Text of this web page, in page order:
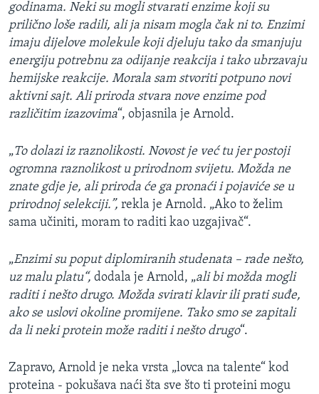
godinama. Neki su mogli stvarati enzime koji su
prilično loše radili, ali ja nisam mogla čak ni to. Enzimi
imaju dijelove molekule koji djeluju tako da smanjuju
energiju potrebnu za odijanje reakcija i tako ubrzavaju
hemijske reakcije. Morala sam stvoriti potpuno novi
aktivni sajt. Ali priroda stvara nove enzime pod
različitim izazovima“, objasnila je Arnold.
„To dolazi iz raznolikosti. Novost je već tu jer postoji
ogromna raznolikost u prirodnom svijetu. Možda ne
znate gdje je, ali priroda će ga pronaći i pojaviće se u
prirodnoj selekciji.”, rekla je Arnold. „Ako to želim
sama učiniti, moram to raditi kao uzgajivač“.
„Enzimi su poput diplomiranih studenata – rade nešto,
uz malu platu“, dodala je Arnold, „ali bi možda mogli
raditi i nešto drugo. Možda svirati klavir ili prati suđe,
ako se uslovi okoline promijene. Tako smo se zapitali
da li neki protein može raditi i nešto drugo“.
Zapravo, Arnold je neka vrsta „lovca na talente“ kod
proteina - pokušava naći šta sve što ti proteini mogu